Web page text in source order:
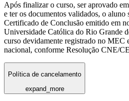
Após finalizar o curso, ser aprovado
e ter os documentos validados, o aluno
Certificado de Conclusão emitido em
Universidade Católica do Rio Grande
curso devidamente registrado no
nacional, conforme Resolução CNE/
Política de cancelamento
expand_more